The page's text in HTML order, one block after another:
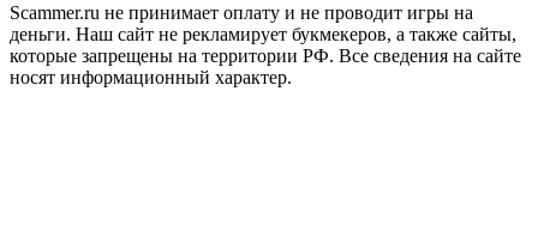
Scammer.ru не принимает оплату и не проводит игры на
деньги. Наш сайт не рекламирует букмекеров, а также сайты,
которые запрещены на территории РФ. Все сведения на сайте
носят информационный характер.